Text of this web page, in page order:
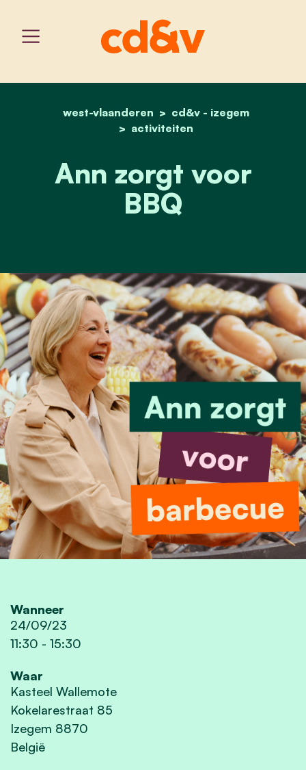
home
west-vlaanderen
cd&v - izegem
activiteiten
ann zorgt voor bbq
Ann zorgt voor
BBQ
Wanneer
24/09/23
11:30 - 15:30
Waar
Kasteel Wallemote
Kokelarestraat 85
Izegem 8870
België